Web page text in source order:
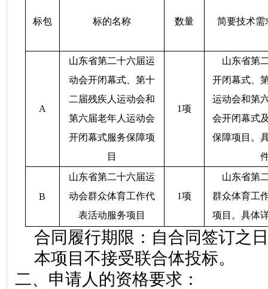
标包 标的名称 数量 简要技术需
A
山东省第二十六届运
动会开闭幕式、第十
二届残疾人运动会和
第六届老年人运动会
开闭幕式服务保障项
目
1项
山东省第
开闭幕式、
运动会和第
会开闭幕式
保障项目。
B
山东省第二十六届运
动会群众体育工作代
表活动服务项目
1项
山东省第
群众体育工
项目。具体
合同履行期限： 自合同签订之
本项目不接受联合体投标。
二、申请人的资格要求：